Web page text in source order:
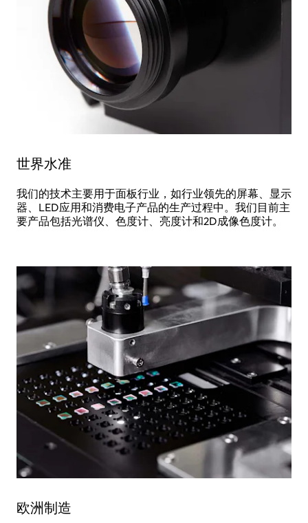
世界水准
我们的技术主要用于面板行业，如行业领先的屏幕、显示
器、LED应用和消费电子产品的生产过程中。我们目前主
要产品包括光谱仪、色度计、亮度计和2D成像色度计。
欧洲制造